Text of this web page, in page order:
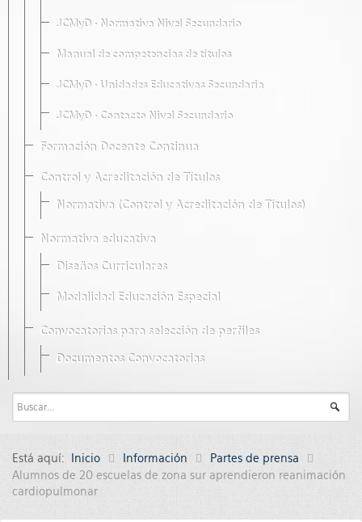
JCMyD · Normativa Nivel Secundario
Manual de competencias de títulos
JCMyD · Unidades Educativas Secundaria
JCMyD · Contacto Nivel Secundario
Formación Docente Continua
Control y Acreditación de Títulos
Normativa (Control y Acreditación de Títulos)
Normativa educativa
Diseños Curriculares
Modalidad Educación Especial
Convocatorias para selección de perfiles
Documentos Convocatorias
Está aquí: Inicio Información
Partes de prensa
Alumnos de 20 escuelas de zona sur aprendieron reanimación
cardiopulmonar